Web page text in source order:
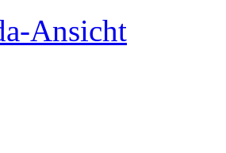
Ansicht